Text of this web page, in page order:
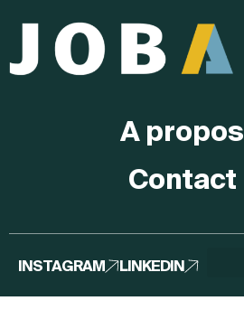
A propos
Contact
INSTAGRAM LINKEDIN